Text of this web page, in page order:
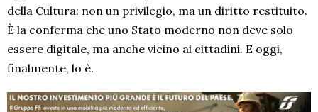
della Cultura: non un privilegio, ma un diritto restituito.
È la conferma che uno Stato moderno non deve solo
essere digitale, ma anche vicino ai cittadini. E oggi,
finalmente, lo è.